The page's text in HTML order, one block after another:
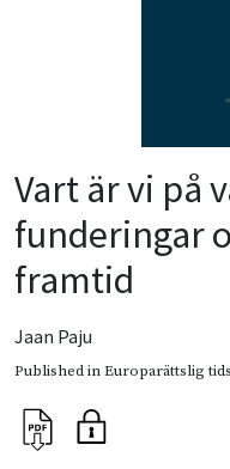
Vart är vi på
funderingar
framtid
Jaan Paju
Published inEuroparättslig